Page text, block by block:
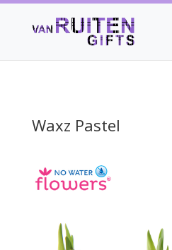
Waxz Pastel